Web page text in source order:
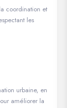
coordination et
les
urbaine, en
améliorer la